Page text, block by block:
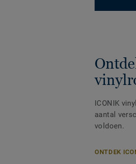
ICONIK
aantal
voldoen.
ONTDEK